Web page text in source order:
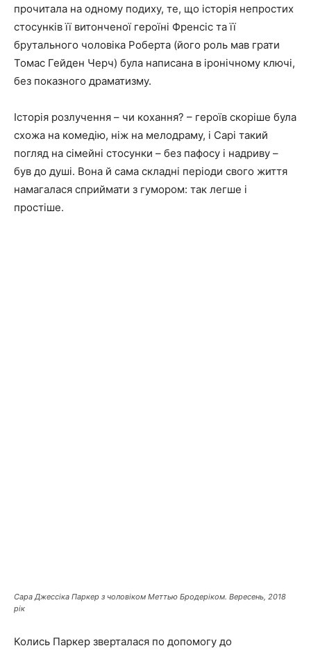
прочитала на одному подиху, те, що історія непростих
стосунків її витонченої героїні Френсіс та її
брутального чоловіка Роберта (його роль мав грати
Томас Гейден Черч) була написана в іронічному ключі,
без показного драматизму.
Історія розлучення – чи кохання? – героїв скоріше була
схожа на комедію, ніж на мелодраму, і Сарі такий
погляд на сімейні стосунки – без пафосу і надриву –
був до душі. Вона й сама складні періоди свого життя
намагалася сприймати з гумором: так легше і
простіше.
Сара Джессіка Паркер з чоловіком Меттью Бродеріком. Вересень, 2018
рік
Колись Паркер зверталася по допомогу до